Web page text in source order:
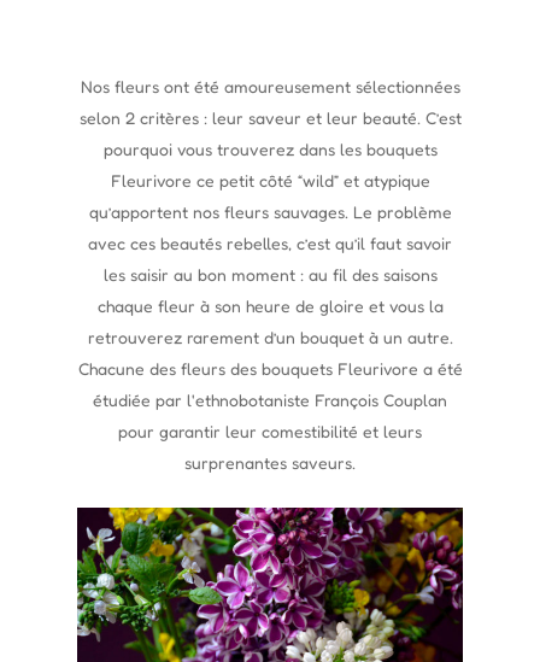
Nos fleurs ont été amoureusement sélectionnées
selon 2 critères : leur saveur et leur beauté. C’est
pourquoi vous trouverez dans les bouquets
Fleurivore ce petit côté “wild” et atypique
qu’apportent nos fleurs sauvages. Le problème
avec ces beautés rebelles, c’est qu’il faut savoir
les saisir au bon moment : au fil des saisons
chaque fleur à son heure de gloire et vous la
retrouverez rarement d’un bouquet à un autre.
Chacune des fleurs des bouquets Fleurivore a été
étudiée par l'ethnobotaniste François Couplan
pour garantir leur comestibilité et leurs
surprenantes saveurs.